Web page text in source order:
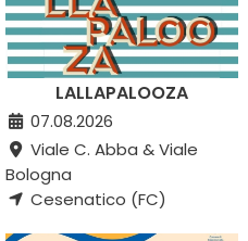
LALLAPALOOZA
07.08.2026
Viale C. Abba & Viale
Bologna
Cesenatico (FC)